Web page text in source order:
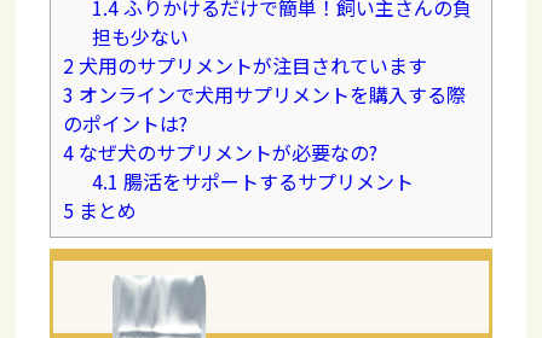
1.4ふりかけるだけで簡単！飼い主さんの負
担も少ない
2犬用のサプリメントが注目されています
3 オンラインで犬用サプリメントを購入する際
のポイントは?
4なぜ犬のサプリメントが必要なの?
4.1 腸活をサポートするサプリメント
5まとめ